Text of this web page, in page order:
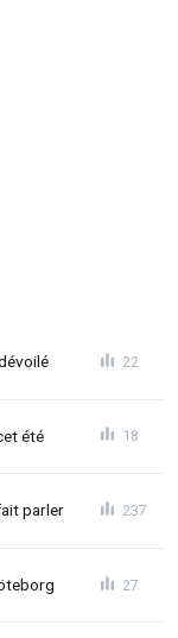
22
été 18
parler 237
27